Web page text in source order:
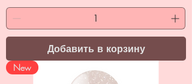
Добавить в корзину
New